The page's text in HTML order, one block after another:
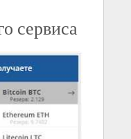
сервиса